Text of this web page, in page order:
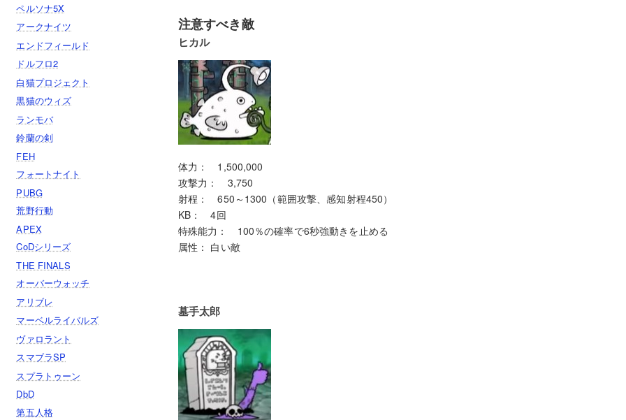
ペルソナ5X
アークナイツ
エンドフィールド
ドルフロ2
白猫プロジェクト
黒猫のウィズ
ランモバ
鈴蘭の剣
FEH
フォートナイト
PUBG
荒野行動
APEX
CoDシリーズ
THE FINALS
オーバーウォッチ
アリブレ
マーベルライバルズ
ヴァロラント
スマブラSP
スプラトゥーン
DbD
第五人格
注意すべき敵
ヒカル
体力： 1,500,000
攻撃力： 3,750
射程： 650～1300（範囲攻撃、感知射程450）
KB： 4回
特殊能力： 100％の確率で6秒強動きを止める
属性： 白い敵
墓手太郎